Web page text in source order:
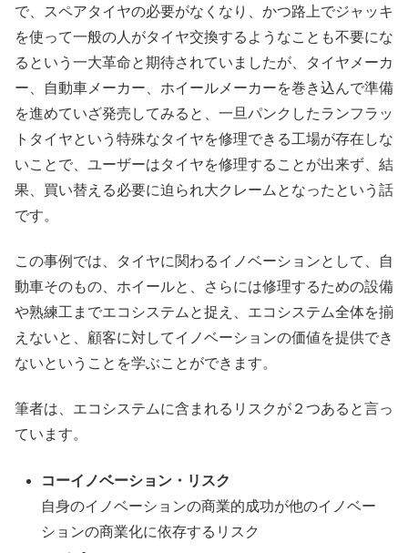
で、スペアタイヤの必要がなくなり、かつ路上でジャッキ
を使って一般の人がタイヤ交換するようなことも不要にな
るという一大革命と期待されていましたが、タイヤメーカ
ー、自動車メーカー、ホイールメーカーを巻き込んで準備
を進めていざ発売してみると、一旦パンクしたランフラッ
トタイヤという特殊なタイヤを修理できる工場が存在しな
いことで、ユーザーはタイヤを修理することが出来ず、結
果、買い替える必要に迫られ大クレームとなったという話
です。
この事例では、タイヤに関わるイノベーションとして、自
動車そのもの、ホイールと、さらには修理するための設備
や熟練工までエコシステムと捉え、エコシステム全体を揃
えないと、顧客に対してイノベーションの価値を提供でき
ないということを学ぶことができます。
筆者は、エコシステムに含まれるリスクが２つあると言っ
ています。
コーイノベーション・リスク
自身のイノベーションの商業的成功が他のイノベー
ションの商業化に依存するリスク